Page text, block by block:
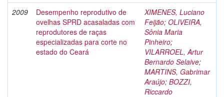
2009
Desempenho reprodutivo de
ovelhas SPRD acasaladas com
reprodutores de raças
especializadas para corte no
estado do Ceará
XIMENES, Luciano
Feijão; OLIVEIRA,
Sônia Maria
Pinheiro;
VILARROEL, Artur
Bernardo Selaive;
MARTINS, Gabrimar
Araújo; BOZZI,
Riccardo